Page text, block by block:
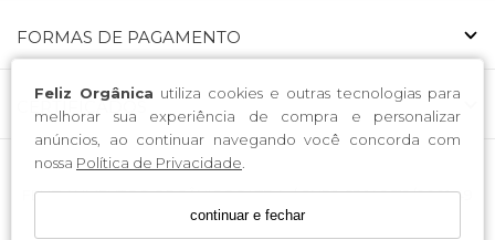
Feliz Orgânica utiliza cookies e outras tecnologias para
melhorar sua experiência de compra e personalizar
anúncios, ao continuar navegando você concorda com
nossa Política de Privacidade
continuar e fechar
FORMAS DE PAGAMENTO
CERTIFICADOS
FELIZ ALIMENTOS ORGÂNICOS LTDA. / CNPJ: 53.146.519/0001-49
Endereço: Avenida Nossa Senhora da Luz 223